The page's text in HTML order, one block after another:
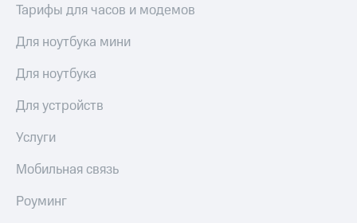
Тарифы для часов и модемов
Для ноутбука мини
Для ноутбука
Для устройств
Услуги
Мобильная связь
Роуминг